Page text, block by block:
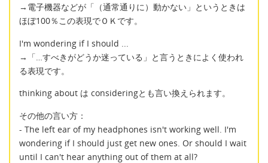
→電子機器などが「（通常通りに）動かない」というときは
ほぼ100％この表現でＯＫです。
I'm wondering if I should ...
→「…すべきがどうか迷っている」と言うときによく使われ
る表現です。
thinking about は consideringとも言い換えられます。
その他の言い方：
- The left ear of my headphones isn't working well. I'm
wondering if I should just get new ones. Or should I wait
until I can't hear anything out of them at all?